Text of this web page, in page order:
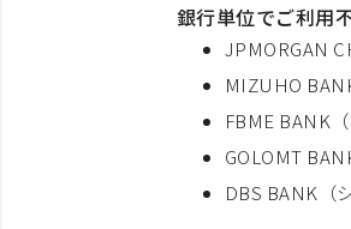
銀行単位でご利用
JPMORGAN
MIZUHO
FBME BANK（
GOLOMT
DBS BANK（